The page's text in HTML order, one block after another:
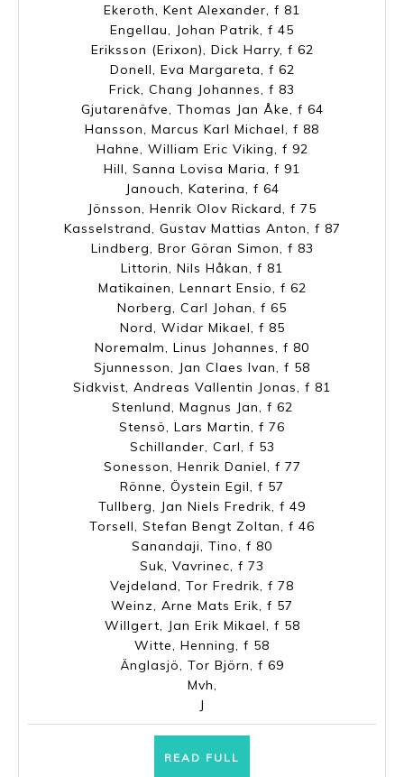
Ekeroth, Kent Alexander, f 81
Engellau, Johan Patrik, f 45
Eriksson (Erixon), Dick Harry, f 62
Donell, Eva Margareta, f 62
Frick, Chang Johannes, f 83
Gjutarenäfve, Thomas Jan Åke, f 64
Hansson, Marcus Karl Michael, f 88
Hahne, William Eric Viking, f 92
Hill, Sanna Lovisa Maria, f 91
Janouch, Katerina, f 64
Jönsson, Henrik Olov Rickard, f 75
Kasselstrand, Gustav Mattias Anton, f 87
Lindberg, Bror Göran Simon, f 83
Littorin, Nils Håkan, f 81
Matikainen, Lennart Ensio, f 62
Norberg, Carl Johan, f 65
Nord, Widar Mikael, f 85
Noremalm, Linus Johannes, f 80
Sjunnesson, Jan Claes Ivan, f 58
Sidkvist, Andreas Vallentin Jonas, f 81
Stenlund, Magnus Jan, f 62
Stensö, Lars Martin, f 76
Schillander, Carl, f 53
Sonesson, Henrik Daniel, f 77
Rönne, Öystein Egil, f 57
Tullberg, Jan Niels Fredrik, f 49
Torsell, Stefan Bengt Zoltan, f 46
Sanandaji, Tino, f 80
Suk, Vavrinec, f 73
Vejdeland, Tor Fredrik, f 78
Weinz, Arne Mats Erik, f 57
Willgert, Jan Erik Mikael, f 58
Witte, Henning, f 58
Änglasjö, Tor Björn, f 69
Mvh,
J
READ FULL